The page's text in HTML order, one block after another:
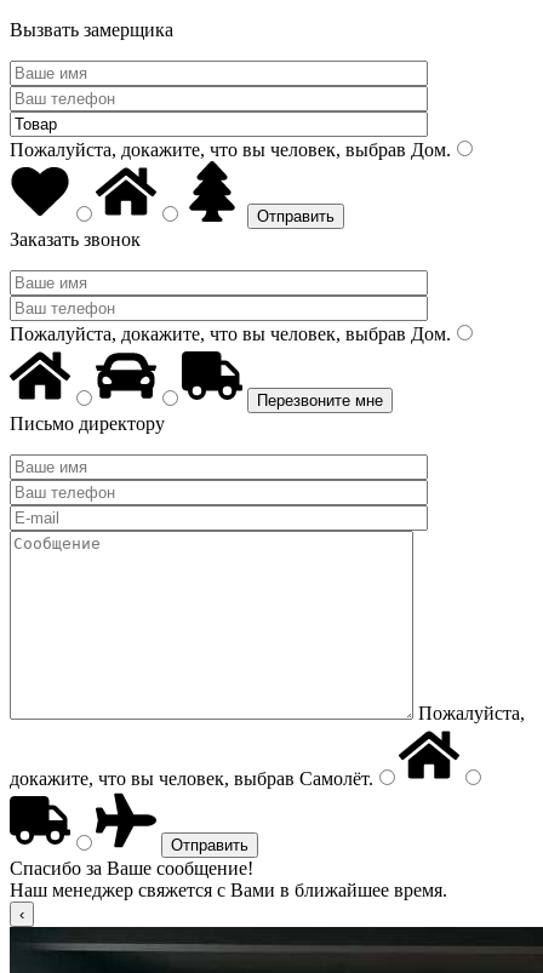
Вызвать замерщика
Пожалуйста, докажите, что вы человек, выбрав Дом.
Заказать звонок
Пожалуйста, докажите, что вы человек, выбрав Дом.
Письмо директору
Пожалуйста,
докажите, что вы человек, выбрав Самолёт.
Спасибо за Ваше сообщение!
Наш менеджер свяжется с Вами в ближайшее время.